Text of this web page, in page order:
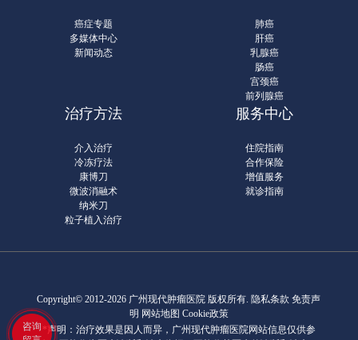
癌症专题
多媒体中心
新闻动态
肺癌
肝癌
乳腺癌
肠癌
宫颈癌
前列腺癌
治疗方法
介入治疗
冷冻疗法
康博刀
微波消融术
纳米刀
粒子植入治疗
服务中心
住院指南
合作保险
增值服务
就诊指南
Copyright© 2012-2026 广州现代肿瘤医院 版权所有. 隐私条款 免责声
明 网站地图 Cookie政策
*声明：治疗效果是因人而异，广州现代肿瘤医院网站信息仅供参
咨询